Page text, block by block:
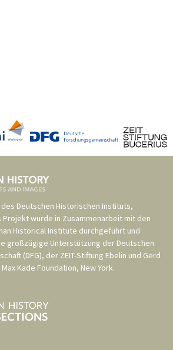
des Deutschen Historischen Instituts,
Projekt wurde in Zusammenarbeit mit den
Historical Institute durchgeführt und
großzügige Unterstützung der Deutschen
(DFG), der ZEIT-Stiftung Ebelin und Gerd
Max Kade Foundation, New York.